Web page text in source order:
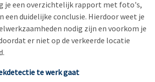
je een overzichtelijk rapport met foto's,
een duidelijke conclusie. Hierdoor weet je
nodig zijn en voorkom je
er niet op de verkeerde locatie
te werk gaat